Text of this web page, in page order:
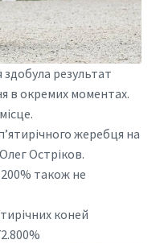
результат
в окремих моментах.
жеребця на
Остріков.
також не
коней